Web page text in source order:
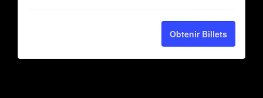
quantité
de
billetsbillets
Obtenir Billets